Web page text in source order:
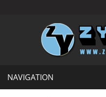
NAVIGATION